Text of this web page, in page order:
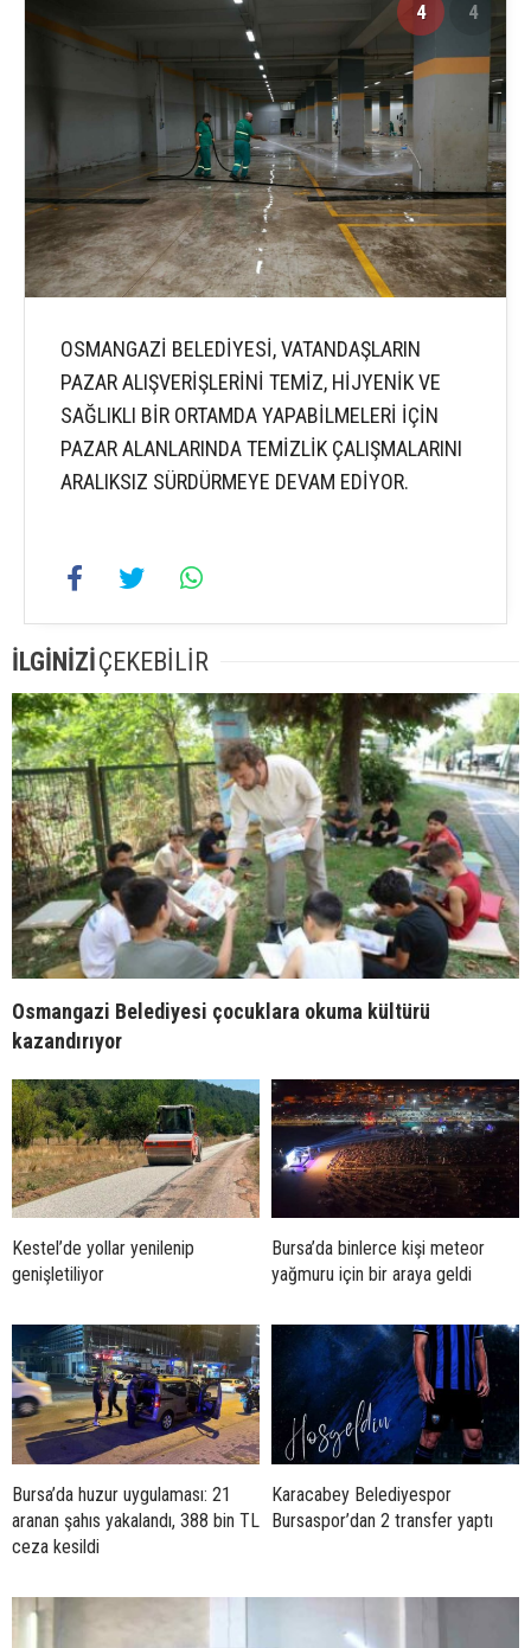
4 4
OSMANGAZİ BELEDİYESİ, VATANDAŞLARIN
PAZAR ALIŞVERİŞLERİNİ TEMİZ, HİJYENİK VE
SAĞLIKLI BİR ORTAMDA YAPABİLMELERİ İÇİN
PAZAR ALANLARINDA TEMİZLİK ÇALIŞMALARINI
ARALIKSIZ SÜRDÜRMEYE DEVAM EDİYOR.
İLGİNİZİÇEKEBİLİR
Osmangazi Belediyesi çocuklara okuma kültürü
kazandırıyor
Kestel’de yollar yenilenip
genişletiliyor
Bursa’da binlerce kişi meteor
yağmuru için bir araya geldi
Bursa’da huzur uygulaması: 21
aranan şahıs yakalandı, 388 bin TL
ceza kesildi
Karacabey Belediyespor
Bursaspor’dan 2 transfer yaptı